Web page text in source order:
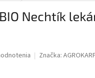
BIO Nechtík
Značka: